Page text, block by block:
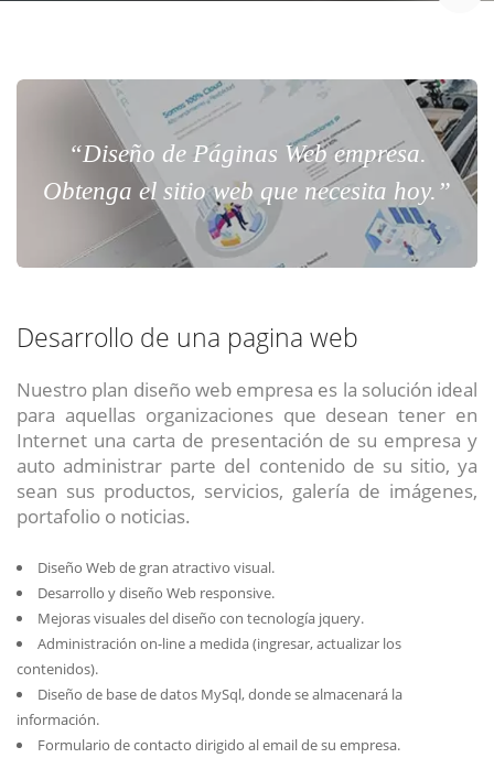
“Diseño de Páginas Web empresa.
Obtenga el sitio web que necesita hoy.”
Desarrollo de una pagina web
Nuestro plan diseño web empresa es la solución ideal
para aquellas organizaciones que desean tener en
Internet una carta de presentación de su empresa y
auto administrar parte del contenido de su sitio, ya
sean sus productos, servicios, galería de imágenes,
portafolio o noticias.
Diseño Web de gran atractivo visual.
Desarrollo y diseño Web responsive.
Mejoras visuales del diseño con tecnología jquery.
Administración on-line a medida (ingresar, actualizar los
contenidos).
Diseño de base de datos MySql, donde se almacenará la
información.
Formulario de contacto dirigido al email de su empresa.